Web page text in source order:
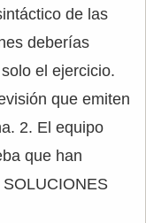
de las
deberías
el ejercicio.
que emiten
2. El equipo
que han